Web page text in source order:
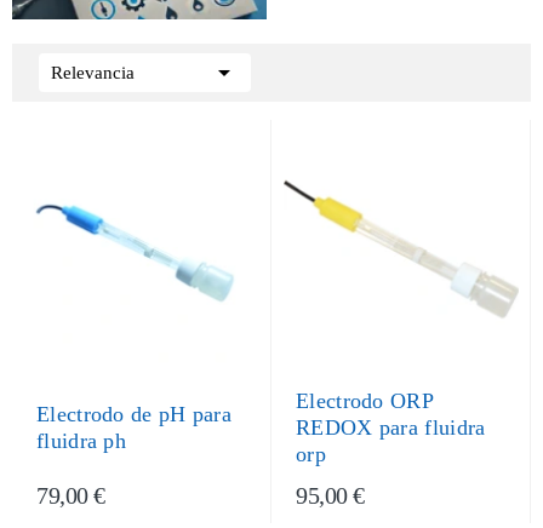
Relevancia 
Electrodo de pH para
fluidra ph
79,00 €
Electrodo ORP
REDOX para fluidra
orp
95,00 €